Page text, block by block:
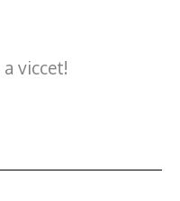
viccet!